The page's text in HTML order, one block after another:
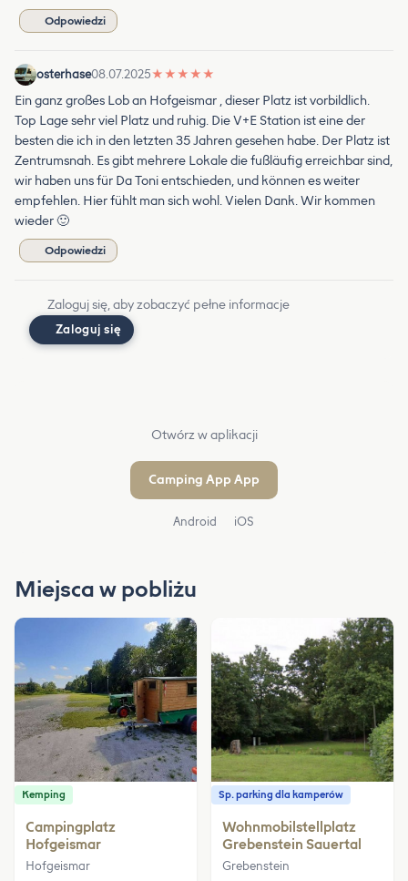
Odpowiedzi
osterhase08.07.2025★ ★ ★ ★ ★
Ein ganz großes Lob an Hofgeismar , dieser Platz ist vorbildlich.
Top Lage sehr viel Platz und ruhig. Die V+E Station ist eine der
besten die ich in den letzten 35 Jahren gesehen habe. Der Platz ist
Zentrumsnah. Es gibt mehrere Lokale die fußläufig erreichbar sind,
wir haben uns für Da Toni entschieden, und können es weiter
empfehlen. Hier fühlt man sich wohl. Vielen Dank. Wir kommen
wieder 🙂
Odpowiedzi
Zaloguj się, aby zobaczyć pełne informacje
Zaloguj się
Otwórz w aplikacji
Camping App App
Android iOS
Miejsca w pobliżu
Kemping
Campingplatz
Hofgeismar
Hofgeismar
Sp. parking dla kamperów
Wohnmobilstellplatz
Grebenstein Sauertal
Grebenstein